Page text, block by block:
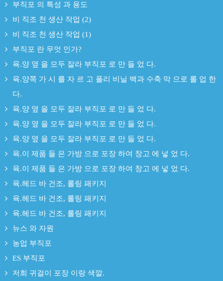
부직포 의 특성 과 용도
비 직조 천 생산 작업 (2)
비 직조 천 생산 작업 (1)
부직포 란 무엇 인가?
육.양 옆 을 모두 잘라 부직포 로 만 들 었 다.
육.양쪽 가 시 를 자 르 고 폴리 비닐 백과 수축 막 으로 롤 업 한
다.
육.양 옆 을 모두 잘라 부직포 로 만 들 었 다.
육.양 옆 을 모두 잘라 부직포 로 만 들 었 다.
육.양 옆 을 모두 잘라 부직포 로 만 들 었 다.
육.이 제품 들 은 가방 으로 포장 하여 창고 에 넣 었 다.
육.이 제품 들 은 가방 으로 포장 하여 창고 에 넣 었 다.
육.헤드 바 건조, 롤링 패키지
육.헤드 바 건조, 롤링 패키지
육.헤드 바 건조, 롤링 패키지
뉴스 와 자원
농업 부직포
ES 부직포
저희 귀걸이 포장 이랑 색깔.